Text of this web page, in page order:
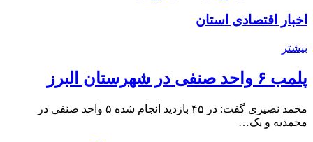
اخبار اقتصادی استان
بیشتر
پلمب ۶ واحد صنفی در شهرستان البرز
محمد نصیری گفت: در ۴۵ بازدید انجام شده ۵ واحد صنفی در
محمدیه و یک…